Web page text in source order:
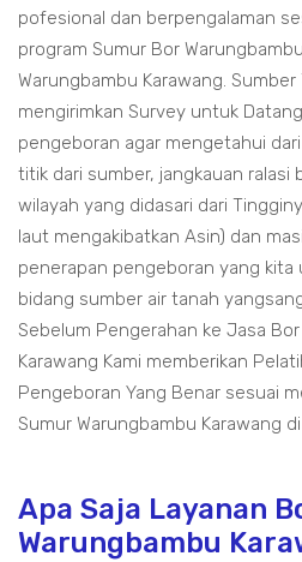
pofesional dan berpengalaman
program Sumur Bor
Warungbambu Karawang. Sumber
mengirimkan Survey untuk
pengeboran agar mengetahui
titik dari sumber, jangkauan ralasi
wilayah yang didasari dari
laut mengakibatkan Asin) dan
penerapan pengeboran yang kita
bidang sumber air tanah
Sebelum Pengerahan ke Jasa
Karawang Kami memberikan
Pengeboran Yang Benar sesuai
Sumur Warungbambu Karawang
Apa Saja Layanan
Warungbambu